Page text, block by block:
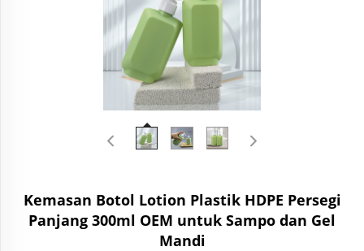
Kemasan Botol Lotion Plastik HDPE Persegi
Panjang 300ml OEM untuk Sampo dan Gel
Mandi